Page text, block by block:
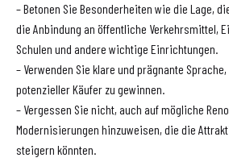
– Betonen Sie Besonderheiten wie die Lage,
die Anbindung an öffentliche Verkehrsmittel,
Schulen und andere wichtige Einrichtungen.
– Verwenden Sie klare und prägnante
potenzieller Käufer zu gewinnen.
– Vergessen Sie nicht, auch auf mögliche
Modernisierungen hinzuweisen, die die
steigern könnten.